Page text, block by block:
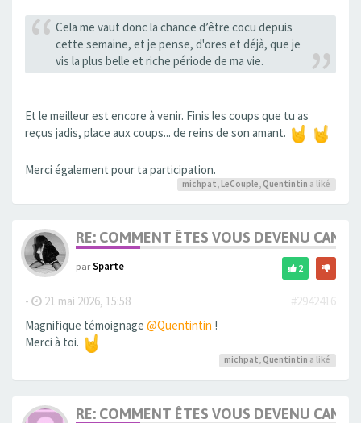
Cela me vaut donc la chance d’être cocu depuis
cette semaine, et je pense, d'ores et déjà, que je
vis la plus belle et riche période de ma vie.
Et le meilleur est encore à venir. Finis les coups que tu as
reçus jadis, place aux coups... de reins de son amant.
Merci également pour ta participation.
michpat LeCouple Quentintin a liké
RE: COMMENT ÊTES VOUS DEVENU
parSparte 2
- 21 mai 2026, 15:58
#2942416
Magnifique témoignage @Quentintin !
Merci à toi.
michpat, Quentintin a liké
RE: COMMENT ÊTES VOUS DEVENU